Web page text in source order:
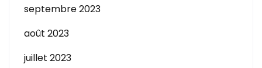
septembre 2023
août 2023
juillet 2023